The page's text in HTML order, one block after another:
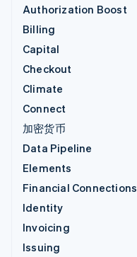
Authorization Boost
Billing
Capital
Checkout
Climate
Connect
加密货币
Data Pipeline
Elements
Financial Connections
Identity
Invoicing
Issuing